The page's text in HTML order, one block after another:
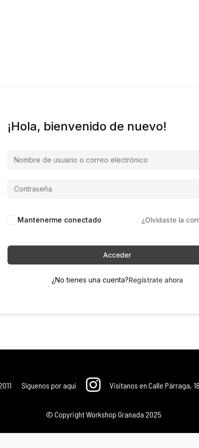
¡Hola, bienvenido de nuevo!
Mantenerme conectado ¿Olvidaste la
Acceder
¿No tienes una cuenta?Regístrate ahora
Síguenos por aquí Visítanos en Calle Párraga,
© Copyright Workshop Granada 2025